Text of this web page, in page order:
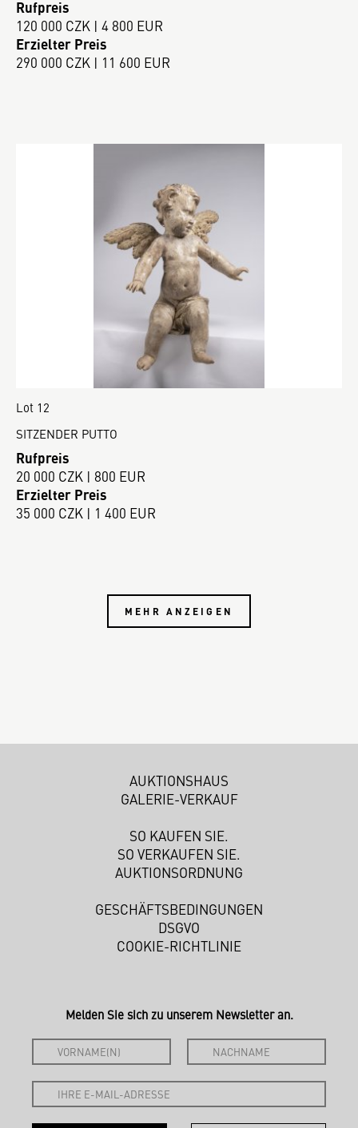
Rufpreis
120 000 CZK | 4 800 EUR
Erzielter Preis
290 000 CZK | 11 600 EUR
Lot 12
SITZENDER PUTTO
Rufpreis
20 000 CZK | 800 EUR
Erzielter Preis
35 000 CZK | 1 400 EUR
MEHR ANZEIGEN
AUKTIONSHAUS
GALERIE-VERKAUF
SO KAUFEN SIE.
SO VERKAUFEN SIE.
AUKTIONSORDNUNG
GESCHÄFTSBEDINGUNGEN
DSGVO
COOKIE-RICHTLINIE
Melden Sie sich zu unserem Newsletter an.